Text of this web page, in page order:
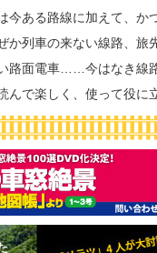
今ある路線に加えて、か
か列車の来ない線路、旅
路面電車……今はなき線
んで楽しく、使って役に